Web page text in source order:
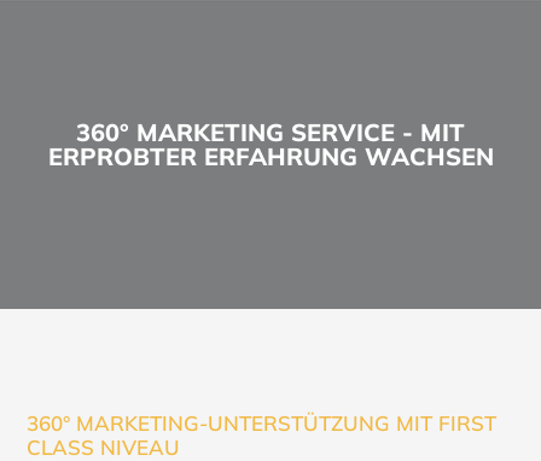
360° MARKETING SERVICE - MIT
ERPROBTER ERFAHRUNG WACHSEN
360° MARKETING-UNTERSTÜTZUNG MIT FIRST
CLASS NIVEAU